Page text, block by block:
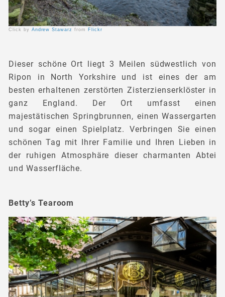
Click by Andrew Stawarz from Flickr
Dieser schöne Ort liegt 3 Meilen südwestlich von
Ripon in North Yorkshire und ist eines der am
besten erhaltenen zerstörten Zisterzienserklöster in
ganz England. Der Ort umfasst einen
majestätischen Springbrunnen, einen Wassergarten
und sogar einen Spielplatz. Verbringen Sie einen
schönen Tag mit Ihrer Familie und Ihren Lieben in
der ruhigen Atmosphäre dieser charmanten Abtei
und Wasserfläche.
Betty’s Tearoom